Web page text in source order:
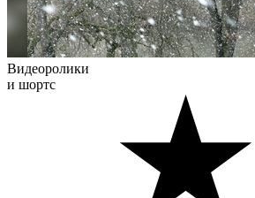
Видеоролики
и шортс